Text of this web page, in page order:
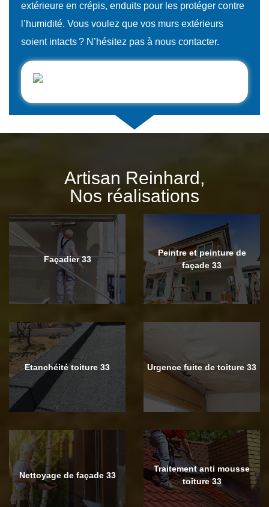
extérieure en crépis, enduits pour les protéger contre
l’humidité. Vous voulez que vos murs extérieurs
soient intacts ? N’hésitez pas à nous contacter.
Artisan Reinhard,
Nos réalisations
Façadier 33
Peintre et peinture de
façade 33
Etanchéité toiture 33 Urgence fuite de toiture 33
Nettoyage de façade 33
Traitement anti mousse
toiture 33